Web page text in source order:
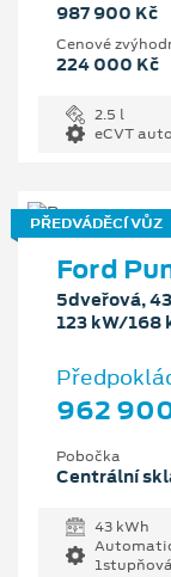
987 900 Kč
Cenové
224 000 Kč
2.5 l
eCVT
PŘEDVÁDĚCÍ VŮZ
Ford
5dveřová,
123 kW/168
962
Pobočka
Centrální
43 kWh
1stupňová